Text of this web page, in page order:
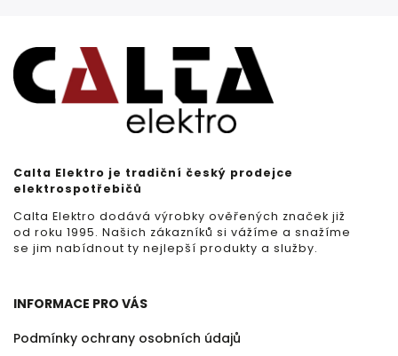
Calta Elektro je tradiční český prodejce
elektrospotřebičů
Calta Elektro dodává výrobky ověřených značek již
od roku 1995. Našich zákazníků si vážíme a snažíme
se jim nabídnout ty nejlepší produkty a služby.
INFORMACE PRO VÁS
Podmínky ochrany osobních údajů